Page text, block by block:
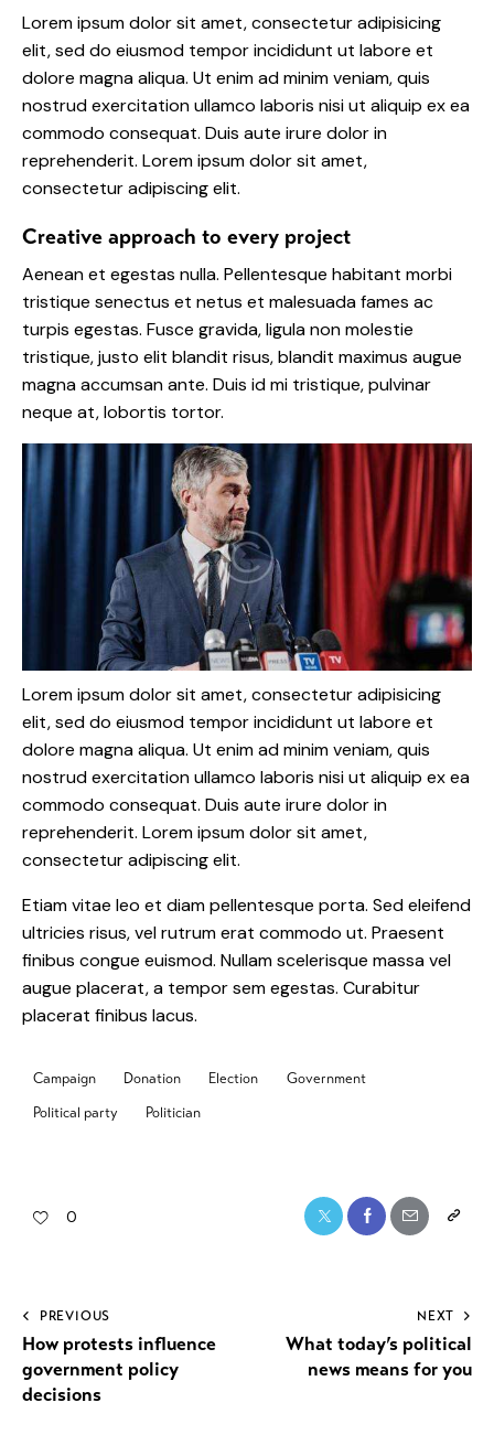
Lorem ipsum dolor sit amet, consectetur adipisicing
elit, sed do eiusmod tempor incididunt ut labore et
dolore magna aliqua. Ut enim ad minim veniam, quis
nostrud exercitation ullamco laboris nisi ut aliquip ex ea
commodo consequat. Duis aute irure dolor in
reprehenderit. Lorem ipsum dolor sit amet,
consectetur adipiscing elit.
Creative approach to every project
Aenean et egestas nulla. Pellentesque habitant morbi
tristique senectus et netus et malesuada fames ac
turpis egestas. Fusce gravida, ligula non molestie
tristique, justo elit blandit risus, blandit maximus augue
magna accumsan ante. Duis id mi tristique, pulvinar
neque at, lobortis tortor.
Lorem ipsum dolor sit amet, consectetur adipisicing
elit, sed do eiusmod tempor incididunt ut labore et
dolore magna aliqua. Ut enim ad minim veniam, quis
nostrud exercitation ullamco laboris nisi ut aliquip ex ea
commodo consequat. Duis aute irure dolor in
reprehenderit. Lorem ipsum dolor sit amet,
consectetur adipiscing elit.
Etiam vitae leo et diam pellentesque porta. Sed eleifend
ultricies risus, vel rutrum erat commodo ut. Praesent
finibus congue euismod. Nullam scelerisque massa vel
augue placerat, a tempor sem egestas. Curabitur
placerat finibus lacus.
Campaign Donation Election
Government
Political party
Politician
0
PREVIOUS
How protests influence
government policy
decisions
NEXT
What today’s political
news means for you